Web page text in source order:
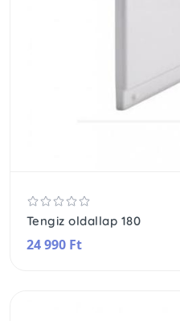
Tengiz oldallap 180
24 990 Ft